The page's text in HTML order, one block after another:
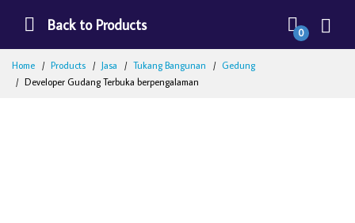
Back to Products 0
Home Products Jasa Tukang Bangunan
Gedung
Developer Gudang Terbuka berpengalaman